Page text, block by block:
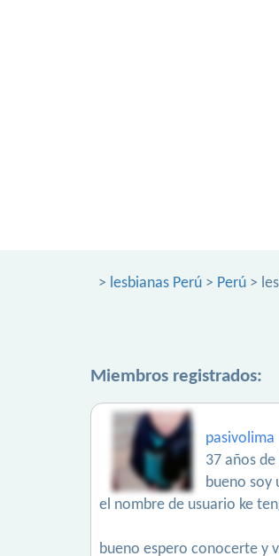
> lesbianas Perú > Perú >
Miembros registrados:
pasivolima
37 años de
bueno soy
el nombre de usuario ke
bueno espero conocerte y